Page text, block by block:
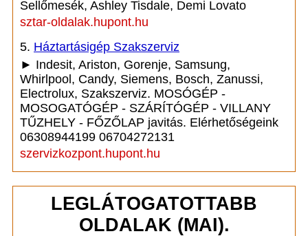
Sellőmesék, Ashley Tisdale, Demi Lovato
sztar-oldalak.hupont.hu
5. Háztartásigép Szakszerviz
► Indesit, Ariston, Gorenje, Samsung,
Whirlpool, Candy, Siemens, Bosch, Zanussi,
Electrolux, Szakszerviz. MOSÓGÉP -
MOSOGATÓGÉP - SZÁRÍTÓGÉP - VILLANY
TŰZHELY - FŐZŐLAP javitás. Elérhetőségeink
06308944199 06704272131
szervizkozpont.hupont.hu
LEGLÁTOGATOTTABB
OLDALAK (MAI).